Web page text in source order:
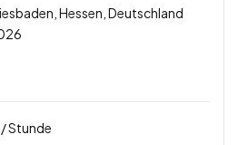
Hessen, Deutschland
/ Stunde